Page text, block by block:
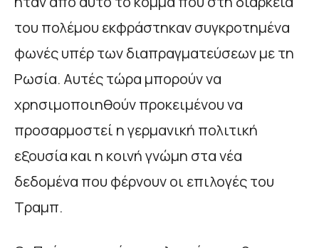
του πολέμου εκφράστηκαν συγκροτημένα
φωνές υπέρ των διαπραγματεύσεων με τη
Ρωσία. Αυτές τώρα μπορούν να
χρησιμοποιηθούν προκειμένου να
προσαρμοστεί η γερμανική πολιτική
εξουσία και η κοινή γνώμη στα νέα
δεδομένα που φέρνουν οι επιλογές του
Τραμπ.